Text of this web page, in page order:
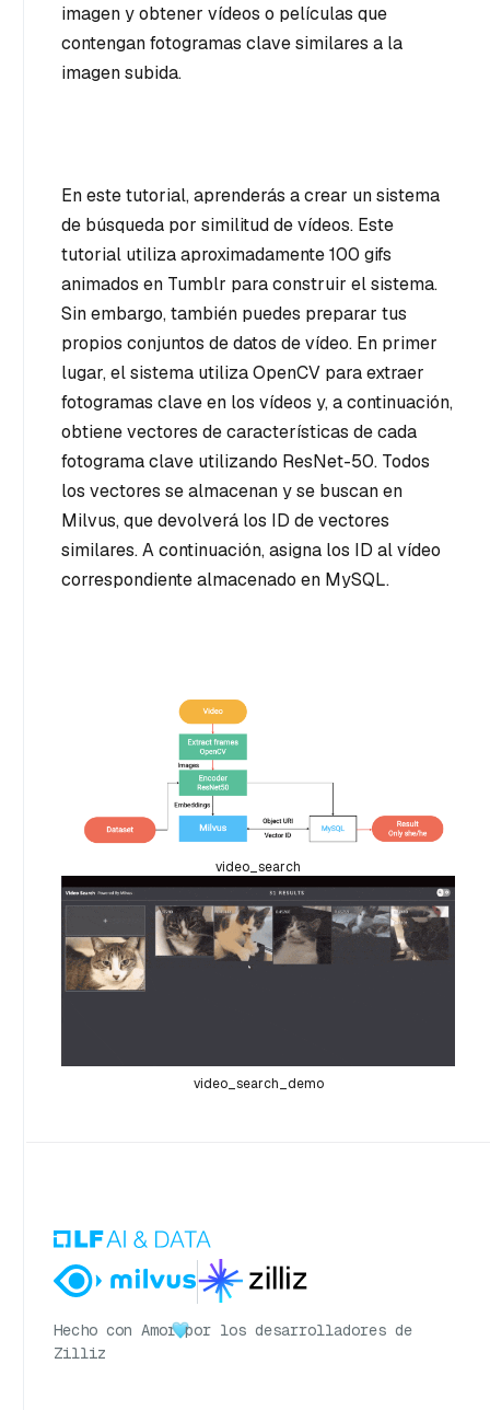
imagen y obtener vídeos o películas que
contengan fotogramas clave similares a la
imagen subida.
En este tutorial, aprenderás a crear un sistema
de búsqueda por similitud de vídeos. Este
tutorial utiliza aproximadamente 100 gifs
animados en Tumblr para construir el sistema.
Sin embargo, también puedes preparar tus
propios conjuntos de datos de vídeo. En primer
lugar, el sistema utiliza OpenCV para extraer
fotogramas clave en los vídeos y, a continuación,
obtiene vectores de características de cada
fotograma clave utilizando ResNet-50. Todos
los vectores se almacenan y se buscan en
Milvus, que devolverá los ID de vectores
similares. A continuación, asigna los ID al vídeo
correspondiente almacenado en MySQL.
video_search
video_search_demo
Hecho con Amor por los desarrolladores de
Zilliz